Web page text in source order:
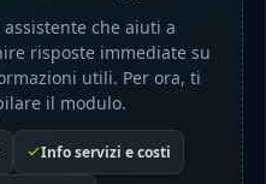
che aiuti a
risposte immediate su
utili. Per ora, ti
il modulo.
Info servizi e costi